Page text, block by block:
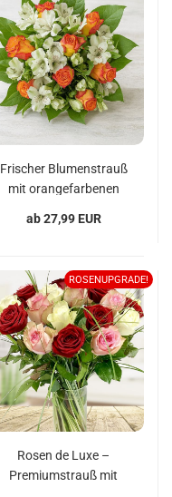
Frischer Blumenstrauß
mit orangefarbenen
Alstromerien
ab 27,99 EUR
ROSENUPGRADE!
Rosen de Luxe –
Premiumstrauß mit